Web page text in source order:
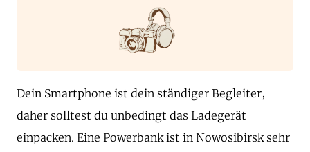
Dein Smartphone ist dein ständiger Begleiter,
daher solltest du unbedingt das Ladegerät
einpacken. Eine Powerbank ist in Nowosibirsk sehr